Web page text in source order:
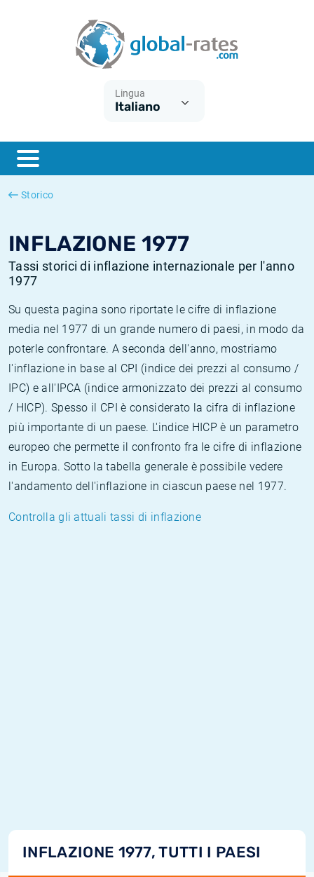
Lingua
Italiano
Storico
INFLAZIONE 1977
Tassi storici di inflazione internazionale per l'anno
1977
Su questa pagina sono riportate le cifre di inflazione
media nel 1977 di un grande numero di paesi, in modo da
poterle confrontare. A seconda dell'anno, mostriamo
l'inflazione in base al CPI (indice dei prezzi al consumo /
IPC) e all'IPCA (indice armonizzato dei prezzi al consumo
/ HICP). Spesso il CPI è considerato la cifra di inflazione
più importante di un paese. L'indice HICP è un parametro
europeo che permette il confronto fra le cifre di inflazione
in Europa. Sotto la tabella generale è possibile vedere
l'andamento dell'inflazione in ciascun paese nel 1977.
Controlla gli attuali tassi di inflazione
INFLAZIONE 1977, TUTTI I PAESI
ESTER
SONIA
Cos'è l'inflazione CPI?
Cos'è l'inflazione HICP?
Inflazione Italia
Inflazione Stati Uniti
Tassi storici Euribor
Tassi storici di SONIA
Tassi storici di TONAR
Calcolatore dell’inflazione